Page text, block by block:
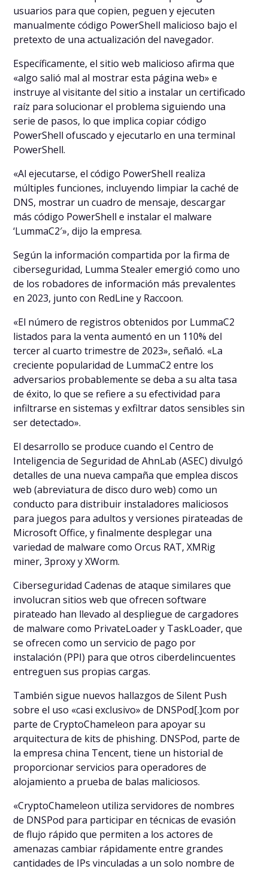
usuarios para que copien, peguen y ejecuten
manualmente código PowerShell malicioso bajo el
pretexto de una actualización del navegador.
Específicamente, el sitio web malicioso afirma que
«algo salió mal al mostrar esta página web» e
instruye al visitante del sitio a instalar un certificado
raíz para solucionar el problema siguiendo una
serie de pasos, lo que implica copiar código
PowerShell ofuscado y ejecutarlo en una terminal
PowerShell.
«Al ejecutarse, el código PowerShell realiza
múltiples funciones, incluyendo limpiar la caché de
DNS, mostrar un cuadro de mensaje, descargar
más código PowerShell e instalar el malware
‘LummaC2′», dijo la empresa.
Según la información compartida por la firma de
ciberseguridad, Lumma Stealer emergió como uno
de los robadores de información más prevalentes
en 2023, junto con RedLine y Raccoon.
«El número de registros obtenidos por LummaC2
listados para la venta aumentó en un 110% del
tercer al cuarto trimestre de 2023», señaló. «La
creciente popularidad de LummaC2 entre los
adversarios probablemente se deba a su alta tasa
de éxito, lo que se refiere a su efectividad para
infiltrarse en sistemas y exfiltrar datos sensibles sin
ser detectado».
El desarrollo se produce cuando el Centro de
Inteligencia de Seguridad de AhnLab (ASEC) divulgó
detalles de una nueva campaña que emplea discos
web (abreviatura de disco duro web) como un
conducto para distribuir instaladores maliciosos
para juegos para adultos y versiones pirateadas de
Microsoft Office, y finalmente desplegar una
variedad de malware como Orcus RAT, XMRig
miner, 3proxy y XWorm.
Ciberseguridad Cadenas de ataque similares que
involucran sitios web que ofrecen software
pirateado han llevado al despliegue de cargadores
de malware como PrivateLoader y TaskLoader, que
se ofrecen como un servicio de pago por
instalación (PPI) para que otros ciberdelincuentes
entreguen sus propias cargas.
También sigue nuevos hallazgos de Silent Push
sobre el uso «casi exclusivo» de DNSPod[.]com por
parte de CryptoChameleon para apoyar su
arquitectura de kits de phishing. DNSPod, parte de
la empresa china Tencent, tiene un historial de
proporcionar servicios para operadores de
alojamiento a prueba de balas maliciosos.
«CryptoChameleon utiliza servidores de nombres
de DNSPod para participar en técnicas de evasión
de flujo rápido que permiten a los actores de
amenazas cambiar rápidamente entre grandes
cantidades de IPs vinculadas a un solo nombre de